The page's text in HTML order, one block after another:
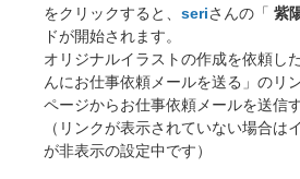
をクリックすると、 seriさんの「 紫
ドが開始されます。
オリジナルイラストの作成を依頼し
んにお仕事依頼メールを送る」のリ
ページからお仕事依頼メールを送信
（リンクが表示されていない場合は
が非表示の設定中です）